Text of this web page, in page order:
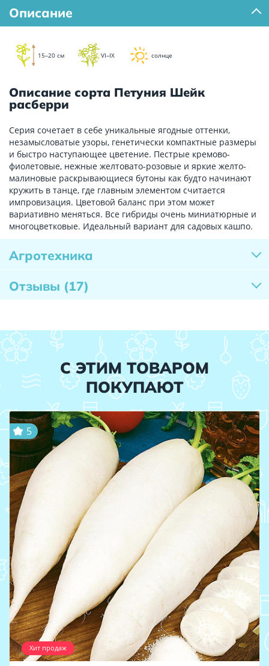
Описание
15–20 см VI–IX солнце
Описание сорта Петуния Шейк
расберри
Серия сочетает в себе уникальные ягодные оттенки,
незамысловатые узоры, генетически компактные размеры
и быстро наступающее цветение. Пестрые кремово-
фиолетовые, нежные желтовато-розовые и яркие желто-
малиновые раскрывающиеся бутоны как будто начинают
кружить в танце, где главным элементом считается
импровизация. Цветовой баланс при этом может
вариативно меняться. Все гибриды очень миниатюрные и
многоцветковые. Идеальный вариант для садовых кашпо.
Агротехника
Отзывы (17)
С ЭТИМ ТОВАРОМ
ПОКУПАЮТ
Хит продаж
5